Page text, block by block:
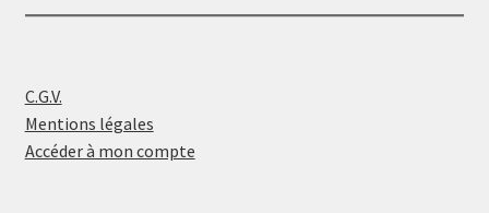
C.G.V.
Mentions légales
Accéder à mon compte